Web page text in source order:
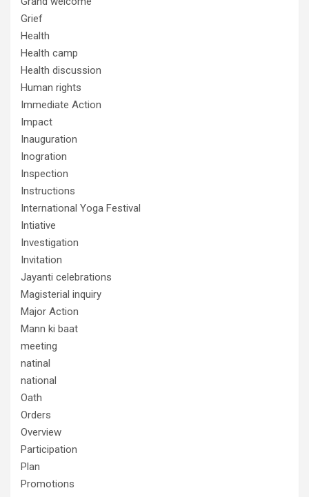
Grief
Health
Health camp
Health discussion
Human rights
Immediate Action
Impact
Inauguration
Inogration
Inspection
Instructions
International Yoga Festival
Intiative
Investigation
Invitation
Jayanti celebrations
Magisterial inquiry
Major Action
Mann ki baat
meeting
natinal
national
Oath
Orders
Overview
Participation
Plan
Promotions